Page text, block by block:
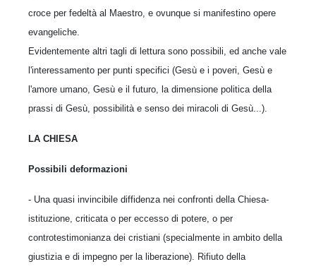
croce per fedeltà al Mae­stro, e ovunque si manifestino opere
evange­liche.
Evidentemente altri tagli di lettura sono possi­bili, ed anche vale
l'interessamento per punti specifici (Gesù e i poveri, Gesù e
l'amore umano, Gesù e il futuro, la dimensione politica della
prassi di Gesù, possibilità e senso dei miracoli di Gesù...).
LA CHIESA
Possibili deformazioni
- Una quasi invincibile diffidenza nei confron­ti della Chiesa-
istituzione, criticata o per ecces­so di potere, o per
controtestimonianza dei cri­stiani (specialmente in ambito della
giustizia e di impegno per la liberazione). Rifiuto della